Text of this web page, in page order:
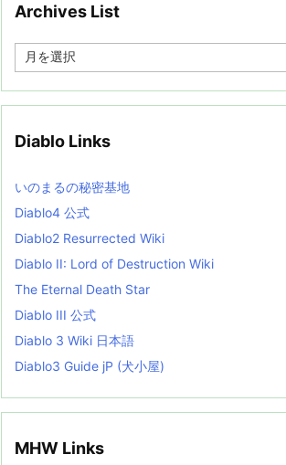
Archives List
e
i
s
t
Diablo Links
いのまるの秘密基地
Diablo4 公式
Diablo2 Resurrected Wiki
Diablo II: Lord of Destruction Wiki
The Eternal Death Star
Diablo III 公式
Diablo 3 Wiki 日本語
Diablo3 Guide jP (犬小屋)
MHW Links